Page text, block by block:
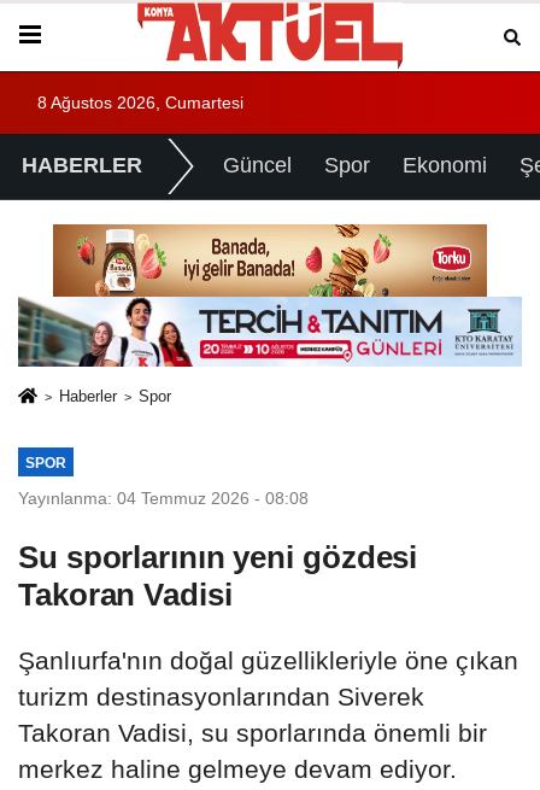
8 Ağustos 2026, Cumartesi
HABERLER Güncel Spor Ekonomi
Haberler Spor
SPOR
Yayınlanma: 04 Temmuz 2026 - 08:08
Su sporlarının yeni gözdesi
Takoran Vadisi
Şanlıurfa'nın doğal güzellikleriyle öne çıkan
turizm destinasyonlarından Siverek
Takoran Vadisi, su sporlarında önemli bir
merkez haline gelmeye devam ediyor.